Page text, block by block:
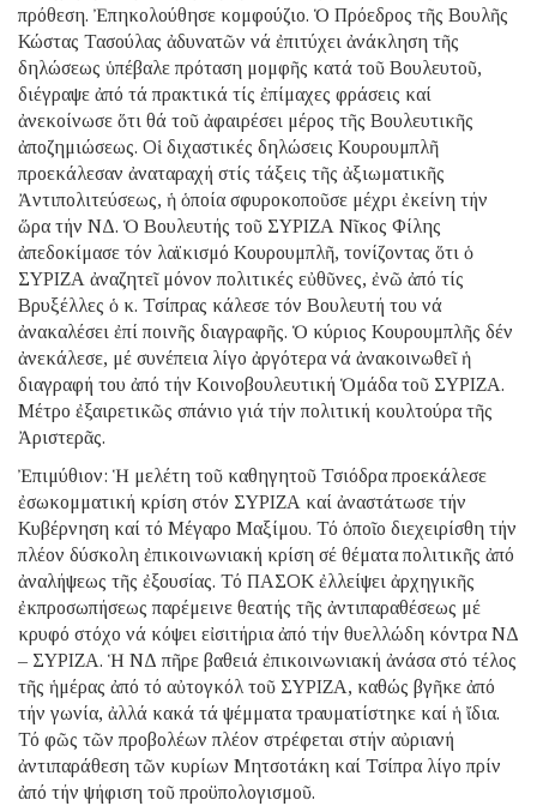
πρόθεση. Ἐπηκολούθησε κομφούζιο. Ὁ Πρόεδρος τῆς Βουλῆς
Κώστας Τασούλας ἀδυνατῶν νά ἐπιτύχει ἀνάκληση τῆς
δηλώσεως ὑπέβαλε πρόταση μομφῆς κατά τοῦ Βουλευτοῦ,
διέγραψε ἀπό τά πρακτικά τίς ἐπίμαχες φράσεις καί
ἀνεκοίνωσε ὅτι θά τοῦ ἀφαιρέσει μέρος τῆς Βουλευτικῆς
ἀποζημιώσεως. Οἱ διχαστικές δηλώσεις Κουρουμπλῆ
προεκάλεσαν ἀναταραχή στίς τάξεις τῆς ἀξιωματικῆς
Ἀντιπολιτεύσεως, ἡ ὁποία σφυροκοποῦσε μέχρι ἐκείνη τήν
ὥρα τήν ΝΔ. Ὁ Βουλευτής τοῦ ΣΥΡΙΖΑ Νῖκος Φίλης
ἀπεδοκίμασε τόν λαϊκισμό Κουρουμπλῆ, τονίζοντας ὅτι ὁ
ΣΥΡΙΖΑ ἀναζητεῖ μόνον πολιτικές εὐθῦνες, ἐνῶ ἀπό τίς
Βρυξέλλες ὁ κ. Τσίπρας κάλεσε τόν Βουλευτή του νά
ἀνακαλέσει ἐπί ποινῆς διαγραφῆς. Ὁ κύριος Κουρουμπλῆς δέν
ἀνεκάλεσε, μέ συνέπεια λίγο ἀργότερα νά ἀνακοινωθεῖ ἡ
διαγραφή του ἀπό τήν Κοινοβουλευτική Ὁμάδα τοῦ ΣΥΡΙΖΑ.
Μέτρο ἐξαιρετικῶς σπάνιο γιά τήν πολιτική κουλτούρα τῆς
Ἀριστερᾶς.
Ἐπιμύθιον: Ἡ μελέτη τοῦ καθηγητοῦ Τσιόδρα προεκάλεσε
ἐσωκομματική κρίση στόν ΣΥΡΙΖΑ καί ἀναστάτωσε τήν
Κυβέρνηση καί τό Μέγαρο Μαξίμου. Τό ὁποῖο διεχειρίσθη τήν
πλέον δύσκολη ἐπικοινωνιακή κρίση σέ θέματα πολιτικῆς ἀπό
ἀναλήψεως τῆς ἐξουσίας. Τό ΠΑΣΟΚ ἐλλείψει ἀρχηγικῆς
ἐκπροσωπήσεως παρέμεινε θεατής τῆς ἀντιπαραθέσεως μέ
κρυφό στόχο νά κόψει εἰσιτήρια ἀπό τήν θυελλώδη κόντρα ΝΔ
– ΣΥΡΙΖΑ. Ἡ ΝΔ πῆρε βαθειά ἐπικοινωνιακή ἀνάσα στό τέλος
τῆς ἡμέρας ἀπό τό αὐτογκόλ τοῦ ΣΥΡΙΖΑ, καθώς βγῆκε ἀπό
τήν γωνία, ἀλλά κακά τά ψέμματα τραυματίστηκε καί ἡ ἴδια.
Τό φῶς τῶν προβολέων πλέον στρέφεται στήν αὐριανή
ἀντιπαράθεση τῶν κυρίων Μητσοτάκη καί Τσίπρα λίγο πρίν
ἀπό τήν ψήφιση τοῦ προϋπολογισμοῦ.